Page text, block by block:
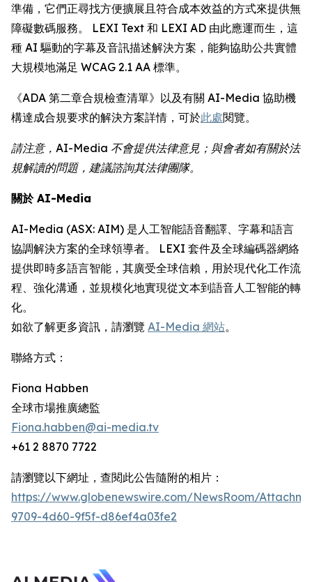
準備，它們正尋找方便擴展且符合成本效益的方式來提供無
障礙數碼服務。 LEXI Text 和 LEXI AD 由此應運而生，這
種 AI 驅動的字幕及音訊描述解決方案，能夠協助公共實體
大規模地滿足 WCAG 2.1 AA 標準。
《ADA 第二章合規檢查清單》以及有關 AI-Media 協助機
構達成合規要求的解決方案詳情，可於此處閱覽。
請注意，AI-Media 不會提供法律意見；與會者如有關於法
規解讀的問題，建議諮詢其法律團隊。
關於 AI-Media
AI-Media (ASX: AIM) 是人工智能語音翻譯、字幕和語言
協調解決方案的全球領導者。 LEXI 套件及全球編碼器網絡
提供即時多語言智能，其廣受全球信賴，用於現代化工作流
程、強化溝通，並規模化地實現從文本到語音人工智能的轉
化。
如欲了解更多資訊，請瀏覽 AI-Media 網站。
聯絡方式：
Fiona Habben
全球市場推廣總監
Fiona.habben@ai-media.tv
+61 2 8870 7722
請瀏覽以下網址，查閱此公告隨附的相片：
https://www.globenewswire.com/NewsRoom/
9709-4d60-9f5f-d86ef4a03fe2